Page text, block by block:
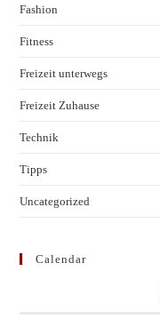
Fashion
Fitness
Freizeit unterwegs
Freizeit Zuhause
Technik
Tipps
Uncategorized
Calendar